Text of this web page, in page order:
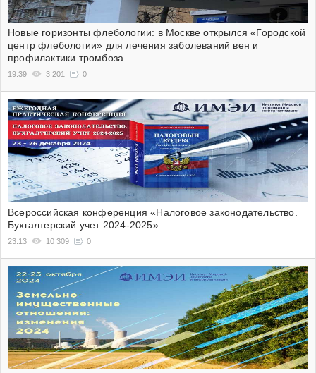
Новые горизонты флебологии: в Москве открылся «Городской
центр флебологии» для лечения заболеваний вен и
профилактики тромбоза
19:39 3 201 0
Всероссийская конференция «Налоговое законодательство.
Бухгалтерский учет 2024-2025»
23:13 10 309 0